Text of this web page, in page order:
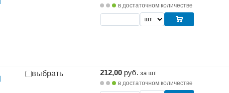
в достаточном количестве
выбрать 212,00 руб. за шт
в достаточном количестве